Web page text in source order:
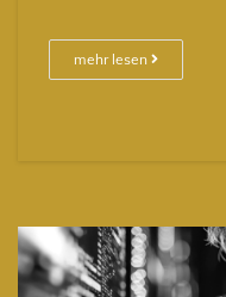
mehr lesen